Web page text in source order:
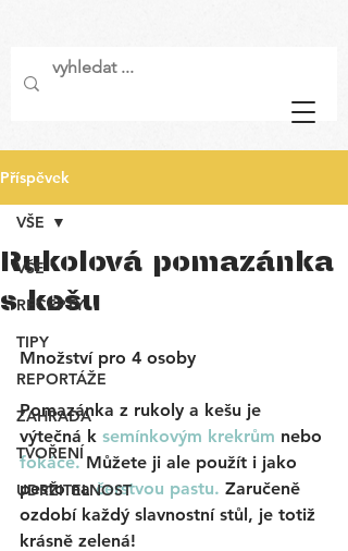
Příspěvek
VŠE
RECEPTY
TIPY
REPORTÁŽE
ZAHRADA
TVOŘENÍ
UDRŽITELNOST
VŠE
Rukolová pomazánka
s kešu
Množství pro 4 osoby
Pomazánka z rukoly a kešu je
výtečná k semínkovým krekrům nebo
fokáče. Můžete ji ale použít i jako
pesto na čerstvou pastu. Zaručeně
ozdobí každý slavnostní stůl, je totiž
krásně zelená!